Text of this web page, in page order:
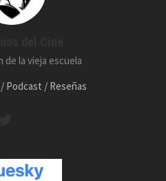
de la vieja escuela
Podcast / Reseñas